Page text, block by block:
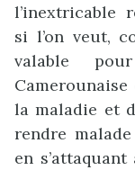
l’inextricable
si l’on veut,
valable
la maladie et
rendre
en